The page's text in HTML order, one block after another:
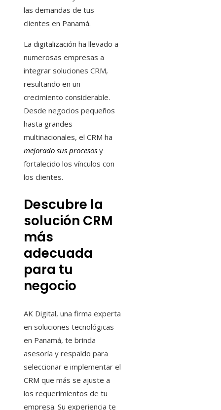
las demandas de tus
clientes en Panamá.
La digitalización ha llevado a
numerosas empresas a
integrar soluciones CRM,
resultando en un
crecimiento considerable.
Desde negocios pequeños
hasta grandes
multinacionales, el CRM ha
mejorado sus procesos y
fortalecido los vínculos con
los clientes.
Descubre la
solución CRM
más
adecuada
para tu
negocio
AK Digital, una firma experta
en soluciones tecnológicas
en Panamá, te brinda
asesoría y respaldo para
seleccionar e implementar el
CRM que más se ajuste a
los requerimientos de tu
empresa. Su experiencia te